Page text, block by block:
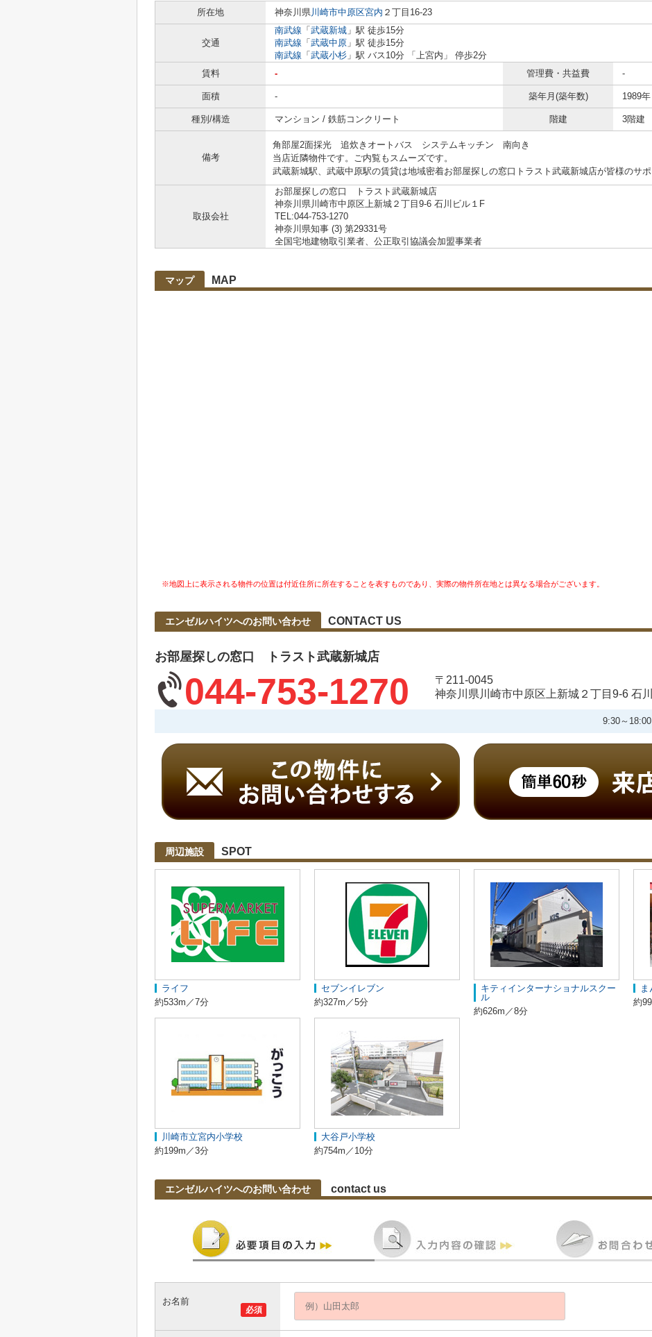
所在地
神奈川県川崎市中原区宮内 ２丁目16-23
交通
南武線 「 武蔵新城 」駅 徒歩15分
南武線 「 武蔵中原 」駅 徒歩15分
南武線 「 武蔵小杉 」駅 バス10分 「上宮内」 停歩2分
賃料
- 管理費・共益費 -
面積 - 築年月(築年数) 1989
種別/構造 マンション / 鉄筋コンクリート 階建 3階建
備考
角部屋2面採光 追炊きオートバス システムキッチン 南向き
当店近隣物件です。ご内覧もスムーズです。
武蔵新城駅、武蔵中原駅の賃貸は地域密着お部屋探しの窓口トラスト武蔵新城店が皆様のサポ
取扱会社
お部屋探しの窓口 トラスト武蔵新城店
神奈川県川崎市中原区上新城２丁目9-6 石川ビル１F
TEL:044-753-1270
神奈川県知事 (3) 第29331号
全国宅地建物取引業者、公正取引協議会加盟事業者
マップ MAP
※地図上に表示される物件の位置は付近住所に所在することを表すものであり、実際の物件所在地とは異なる場合がございます。
エンゼルハイツへのお問い合わせ CONTACT US
お部屋探しの窓口 トラスト武蔵新城店
044-753-1270
〒211-0045
神奈川県川崎市中原区上新城２丁目9-6 石
9:30～
周辺施設 SPOT
ライフ
約533m／7分
セブンイレブン
約327m／5分
キティインターナショナルスクー
ル
約626m／8分
ま
約
川崎市立宮内小学校
約199m／3分
大谷戸小学校
約754m／10分
エンゼルハイツへのお問い合わせ contact us
必須
お名前